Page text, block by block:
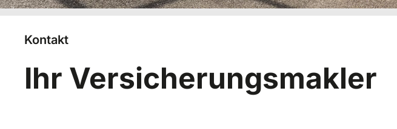
Kontakt
Ihr Versicherungsmakler